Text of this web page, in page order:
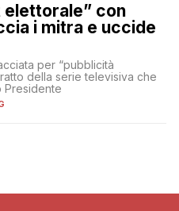
elettorale” con
i mitra e uccide
per “pubblicità
della serie televisiva che
Presidente